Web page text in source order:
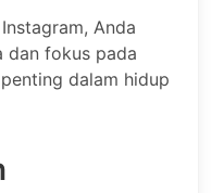
Anda
dan fokus pada
dalam hidup